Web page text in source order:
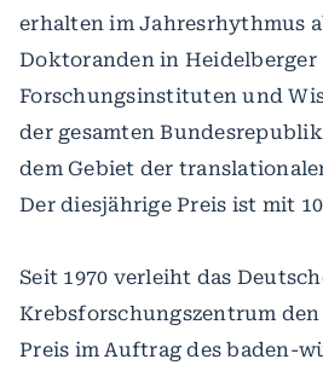
erhalten im Jahresrhythmus
Doktoranden in Heidelberger
Forschungsinstituten und
der gesamten
dem Gebiet der
Der diesjährige Preis ist mit
Seit 1970 verleiht das
Krebsforschungszentrum den
Preis im Auftrag des baden-